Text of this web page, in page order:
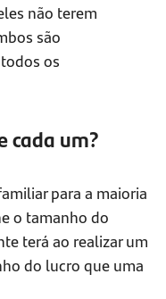
não terem
são
os
cada um?
para a maioria
o tamanho do
terá ao realizar um
do lucro que uma